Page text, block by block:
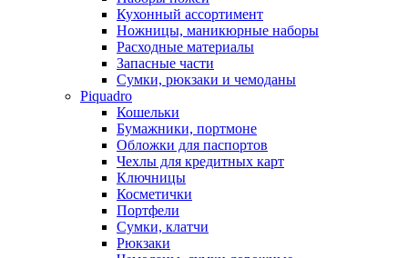
Кухонный ассортимент
Ножницы, маникюрные наборы
Расходные материалы
Запасные части
Сумки, рюкзаки и чемоданы
Piquadro
Кошельки
Бумажники, портмоне
Обложки для паспортов
Чехлы для кредитных карт
Ключницы
Косметички
Портфели
Сумки, клатчи
Рюкзаки